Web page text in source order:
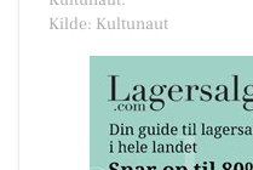
Kilde: Kultunaut